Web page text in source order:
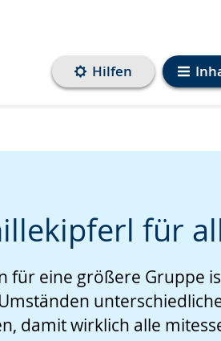
Hilfen
für
für eine größere Gruppe
damit wirklich alle